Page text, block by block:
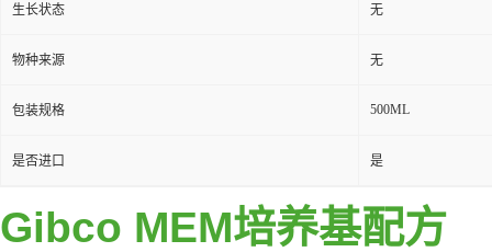
生长状态 无
物种来源 无
包装规格 500ML
是否进口 是
Gibco MEM培养基配方